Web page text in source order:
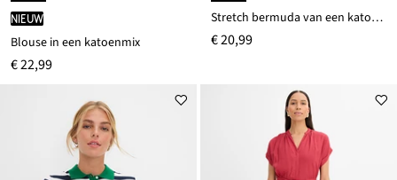
Nieuw
Blouse in een katoenmix
€ 22,99
Stretch bermuda van een katoenmix
€ 20,99